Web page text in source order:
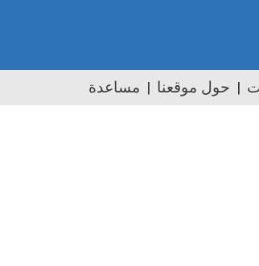
حول موقعنا مساعدة